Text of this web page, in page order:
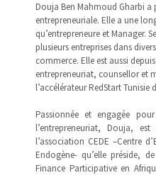
Douja Ben Mahmoud Gharbi a
entrepreneuriale. Elle a une
qu’entrepreneure et Manager.
plusieurs entreprises dans
commerce. Elle est aussi
entrepreneuriat, counsellor et
l’accélérateur RedStart Tunisie
Passionnée et engagée
l’entrepreneuriat, Douja,
l’association CEDE –Centre
Endogène- qu’elle préside,
Finance Participative en